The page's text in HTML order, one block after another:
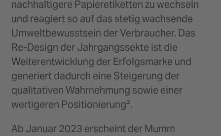
nachhaltigere Papieretiketten zu wechseln
und reagiert so auf das stetig wachsende
Umweltbewusstsein der Verbraucher. Das
Re-Design der Jahrgangssekte ist die
Weiterentwicklung der Erfolgsmarke und
generiert dadurch eine Steigerung der
qualitativen Wahrnehmung sowie einer
wertigeren Positionierung².
Ab Januar 2023 erscheint der Mumm